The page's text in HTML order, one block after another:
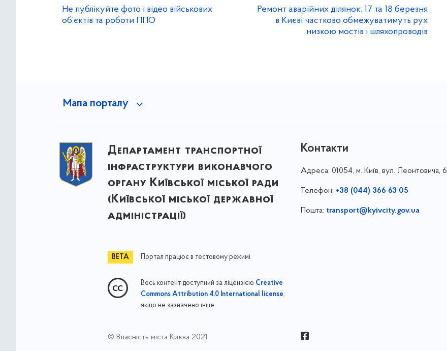
Не публікуйте фото і відео військових
об’єктів та роботи ППО
Ремонт аварійних ділянок: 17 та 18 березня
в Києві частково обмежуватимуть рух
низкою мостів і шляхопроводів
Мапа порталу
Департамент транспортної
інфраструктури виконавчого
органу Київської міської ради
(Київської міської державної
адміністрації)
Портал працює в тестовому режимі
Весь контент доступний за ліцензією Creative
Commons Attribution 4.0 International license,
якщо не зазначено інше
Контакти
Адреса: 01054, м. Київ, вул. Леонтовича, 6
Телефон: +38 (044) 366 63 05
Пошта: transport@kyivcity.gov.ua
© Власність міста Києва 2021